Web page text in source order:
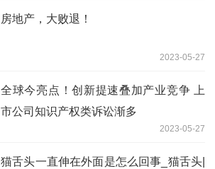
房地产，大败退！
2023-05-27
全球今亮点！创新提速叠加产业竞争 上
市公司知识产权类诉讼渐多
2023-05-27
猫舌头一直伸在外面是怎么回事_猫舌头|